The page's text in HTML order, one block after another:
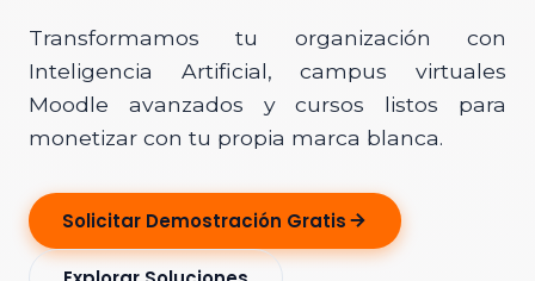
Transformamos tu organización con
Inteligencia Artificial, campus virtuales
Moodle avanzados y cursos listos para
monetizar con tu propia marca blanca.
Solicitar Demostración Gratis